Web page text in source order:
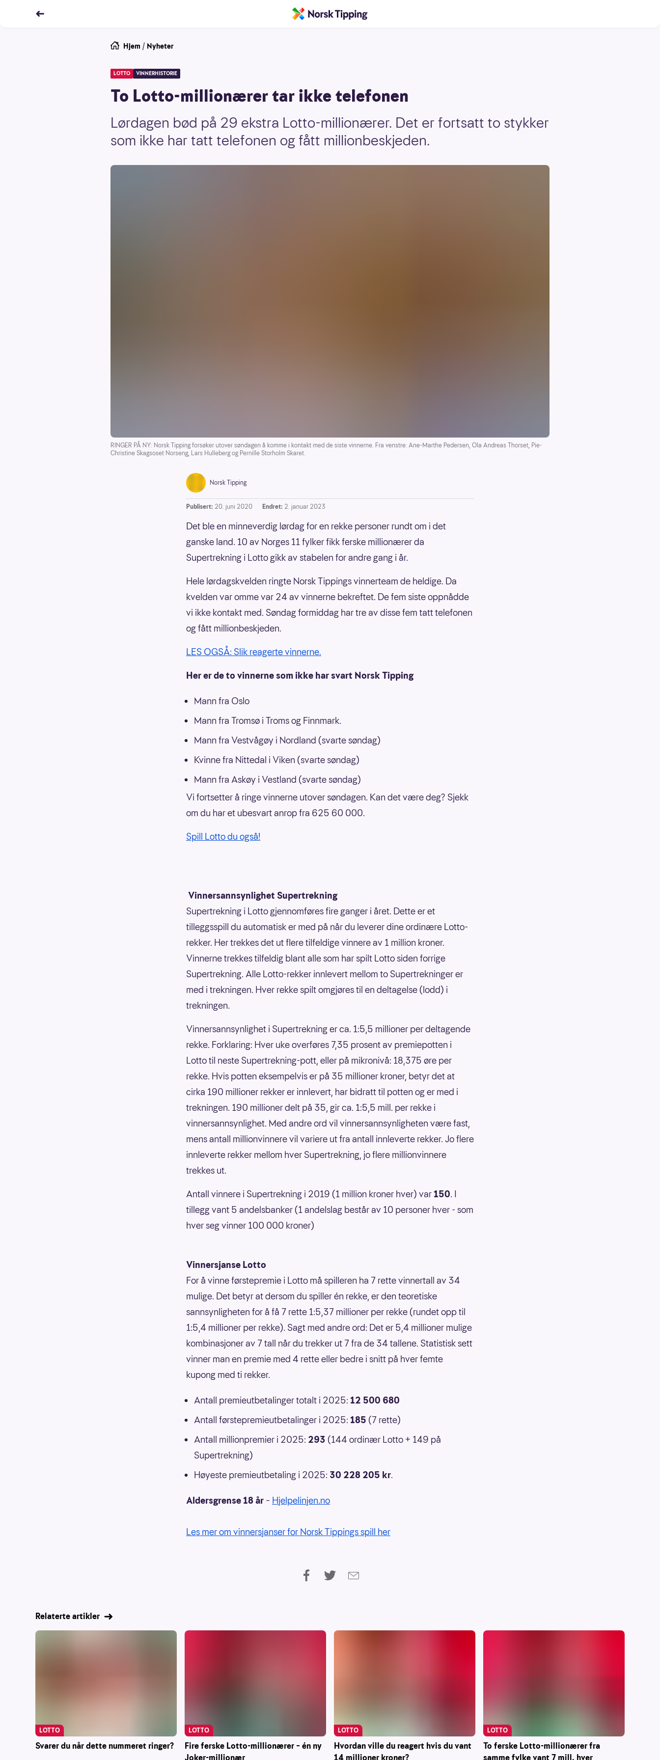
Hjem / Nyheter
LOTTO VINNERHISTORIE
To Lotto-millionærer tar ikke telefonen
Lørdagen bød på 29 ekstra Lotto-millionærer. Det er fortsatt to stykker
som ikke har tatt telefonen og fått millionbeskjeden.
RINGER PÅ NY: Norsk Tipping forsøker utover søndagen å komme i kontakt med de siste vinnerne. Fra venstre: Ane-Marthe Pedersen, Ola Andreas Thorset, Pie-
Christine Skagsoset Norseng, Lars Hulleberg og Pernille Storholm Skaret.
Norsk Tipping
Publisert: 20. juni 2020 Endret: 2. januar 2023
Det ble en minneverdig lørdag for en rekke personer rundt om i det
ganske land. 10 av Norges 11 fylker fikk ferske millionærer da
Supertrekning i Lotto gikk av stabelen for andre gang i år.
Hele lørdagskvelden ringte Norsk Tippings vinnerteam de heldige. Da
kvelden var omme var 24 av vinnerne bekreftet. De fem siste oppnådde
vi ikke kontakt med. Søndag formiddag har tre av disse fem tatt telefonen
og fått millionbeskjeden.
LES OGSÅ: Slik reagerte vinnerne.
Her er de to vinnerne som ikke har svart Norsk Tipping
Mann fra Oslo
Mann fra Tromsø i Troms og Finnmark.
Mann fra Vestvågøy i Nordland (svarte søndag)
Kvinne fra Nittedal i Viken (svarte søndag)
Mann fra Askøy i Vestland (svarte søndag)
Vi fortsetter å ringe vinnerne utover søndagen. Kan det være deg? Sjekk
om du har et ubesvart anrop fra 625 60 000.
Spill Lotto du også!
Vinnersannsynlighet Supertrekning
Supertrekning i Lotto gjennomføres fire ganger i året. Dette er et
tilleggsspill du automatisk er med på når du leverer dine ordinære Lotto-
rekker. Her trekkes det ut flere tilfeldige vinnere av 1 million kroner.
Vinnerne trekkes tilfeldig blant alle som har spilt Lotto siden forrige
Supertrekning. Alle Lotto-rekker innlevert mellom to Supertrekninger er
med i trekningen. Hver rekke spilt omgjøres til en deltagelse (lodd) i
trekningen.
Vinnersannsynlighet i Supertrekning er ca. 1:5,5 millioner per deltagende
rekke. Forklaring: Hver uke overføres 7,35 prosent av premiepotten i
Lotto til neste Supertrekning-pott, eller på mikronivå: 18,375 øre per
rekke. Hvis potten eksempelvis er på 35 millioner kroner, betyr det at
cirka 190 millioner rekker er innlevert, har bidratt til potten og er med i
trekningen. 190 millioner delt på 35, gir ca. 1:5,5 mill. per rekke i
vinnersannsynlighet. Med andre ord vil vinnersannsynligheten være fast,
mens antall millionvinnere vil variere ut fra antall innleverte rekker. Jo flere
innleverte rekker mellom hver Supertrekning, jo flere millionvinnere
trekkes ut.
Antall vinnere i Supertrekning i 2019 (1 million kroner hver) var150. I
tillegg vant 5 andelsbanker (1 andelslag består av 10 personer hver - som
hver seg vinner 100 000 kroner)
Vinnersjanse Lotto
For å vinne førstepremie i Lotto må spilleren ha 7 rette vinnertall av 34
mulige. Det betyr at dersom du spiller én rekke, er den teoretiske
sannsynligheten for å få 7 rette 1:5,37 millioner per rekke (rundet opp til
1:5,4 millioner per rekke). Sagt med andre ord: Det er 5,4 millioner mulige
kombinasjoner av 7 tall når du trekker ut 7 fra de 34 tallene. Statistisk sett
vinner man en premie med 4 rette eller bedre i snitt på hver femte
kupong med ti rekker.
Antall premieutbetalinger totalt i 2025: 12 500 680
Antall førstepremieutbetalinger i 2025: 185 (7 rette)
Antall millionpremier i 2025: 293 (144 ordinær Lotto + 149 på
Supertrekning)
Høyeste premieutbetaling i 2025: 30 228 205 kr.
Aldersgrense 18 år – Hjelpelinjen.no
Les mer om vinnersjanser for Norsk Tippings spill her
Relaterte artikler
Svarer du når dette nummeret ringer?
LOTTO
Fire ferske Lotto-millionærer – én ny
LOTTO
Hvordan ville du reagert hvis du vant
LOTTO
To ferske Lotto-millionærer fra
LOTTO